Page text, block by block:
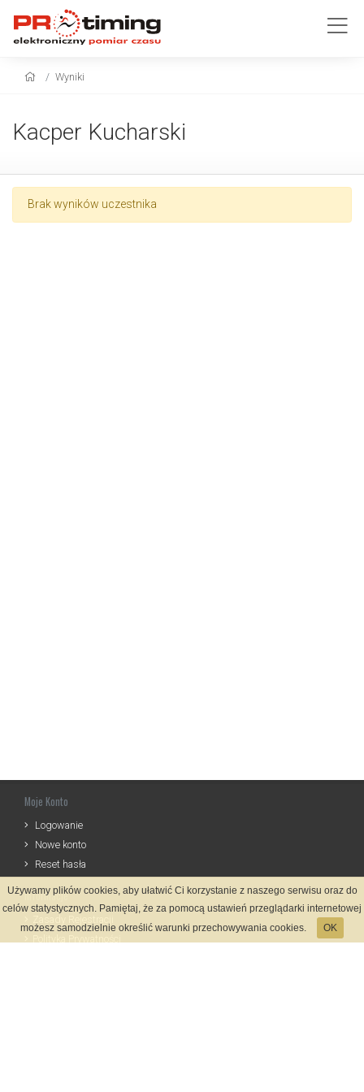
Wyniki
Kacper Kucharski
Brak wyników uczestnika
Moje Konto
Logowanie
Nowe konto
Reset hasła
Informacje
Używamy plików cookies, aby ułatwić Ci korzystanie z naszego serwisu oraz do
celów statystycznych. Pamiętaj, że za pomocą ustawień przeglądarki internetowej
możesz samodzielnie określić warunki przechowywania cookies.
OK